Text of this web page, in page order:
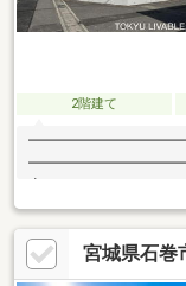
2階建て
━━━━━━━━━━━━━
ステムキッチン新品
交換 ●ガス給湯器新
替え ●トイレと洗面
宮城県石巻